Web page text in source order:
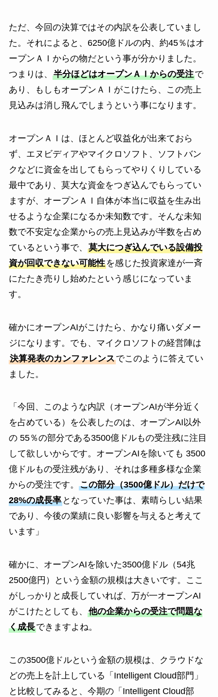
ただ、今回の決算ではその内訳を公表していまし
た。それによると、6250億ドルの内、約45％はオ
ープンＡＩからの物だという事が分かりました。
つまりは、 半分ほどはオープンＡＩからの受注で
あり、もしもオープンＡＩがこけたら、この売上
見込みは消し飛んでしまうという事になります。
オープンＡＩは、ほとんど収益化が出来ておら
ず、エヌビディアやマイクロソフト、ソフトバン
クなどに資金を出してもらってやりくりしている
最中であり、莫大な資金をつぎ込んでもらってい
ますが、オープンＡＩ自体が本当に収益を生み出
せるような企業になるか未知数です。そんな未知
数で不安定な企業からの売上見込みが半数を占め
ているという事で、 莫大につぎ込んでいる設備投
資が回収できない可能性を感じた投資家達が一斉
にたたき売りし始めたという感じになっていま
す。
確かにオープンAIがこけたら、かなり痛いダメー
ジになります。でも、マイクロソフトの経営陣は
決算発表のカンファレンスでこのように答えてい
ました。
「今回、このような内訳（オープンAIが半分近く
を占めている）を公表したのは、オープンAI以外
の 55％の部分である3500億ドルもの受注残に注目
して欲しいからです。オープンAIを除いても 3500
億ドルもの受注残があり、それは多種多様な企業
からの受注です。 この部分（3500億ドル）だけで
28%の成長率となっていた事は、素晴らしい結果
であり、今後の業績に良い影響を与えると考えて
います」
確かに、オープンAIを除いた3500億ドル（54兆
2500億円）という金額の規模は大きいです。ここ
がしっかりと成長していれば、万が一オープンAI
がこけたとしても、 他の企業からの受注で問題な
く成長できますよね。
この3500億ドルという金額の規模は、クラウドな
どの売上を計上している「Intelligent Cloud部門」
と比較してみると、今期の「Intelligent Cloud部